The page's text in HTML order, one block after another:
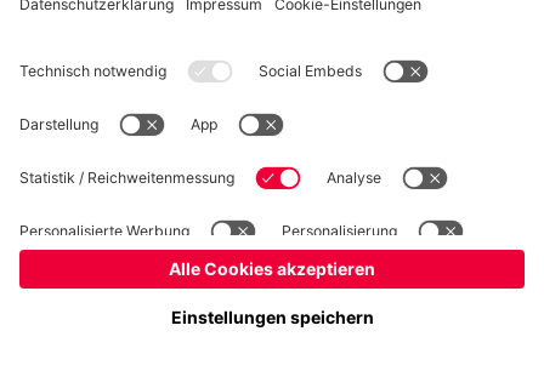
Impressum Datenschutz Nutzungsbedingungen Barrierefreiheit